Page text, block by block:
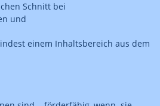
Schnitt bei
und
einem Inhaltsbereich aus dem